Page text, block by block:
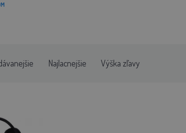
Najlacnejšie Výška zľavy